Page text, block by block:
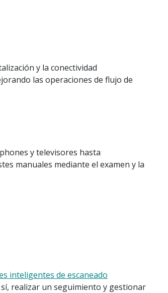
y la conectividad
las operaciones de flujo de
y televisores hasta
manuales mediante el examen y la
inteligentes de escaneado
realizar un seguimiento y gestionar